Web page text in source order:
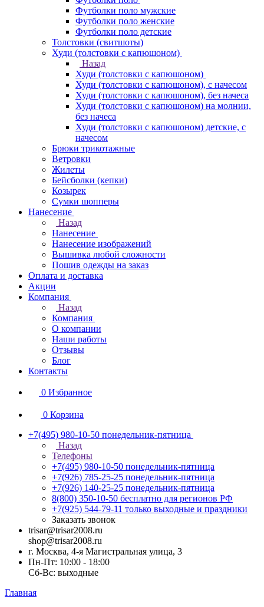
Футболки поло мужские
Футболки поло женские
Футболки поло детские
Толстовки (свитшоты)
Худи (толстовки с капюшоном)
Назад
Худи (толстовки с капюшоном)
Худи (толстовки c капюшоном), с начесом
Худи (толстовки c капюшоном), без начеса
Худи (толстовки с капюшоном) на молнии,
без начеса
Худи (толстовки c капюшоном) детские, с
начесом
Брюки трикотажные
Ветровки
Жилеты
Бейсболки (кепки)
Козырек
Сумки шопперы
Нанесение
Назад
Нанесение
Нанесение изображений
Вышивка любой сложности
Пошив одежды на заказ
Оплата и доставка
Акции
Компания
Назад
Компания
О компании
Наши работы
Отзывы
Блог
Контакты
0 Избранное
0 Корзина
+7(495) 980-10-50 понедельник-пятница
Назад
Телефоны
+7(495) 980-10-50 понедельник-пятница
+7(926) 785-25-25 понедельник-пятница
+7(926) 140-25-25 понедельник-пятница
8(800) 350-10-50 бесплатно для регионов РФ
+7(925) 544-79-11 только выходные и праздники
Заказать звонок
trisar@trisar2008.ru
shop@trisar2008.ru
г. Москва, 4-я Магистральная улица, 3
Пн-Пт: 10:00 - 18:00
Сб-Вс: выходные
Главная